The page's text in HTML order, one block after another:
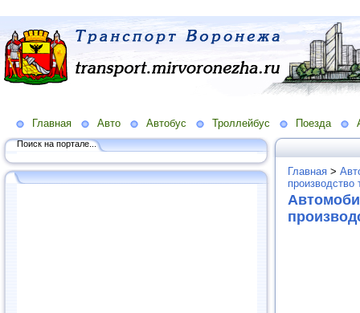
Главная Авто Автобус Троллейбус Поезда
Поиск на портале...
Главная >
производство